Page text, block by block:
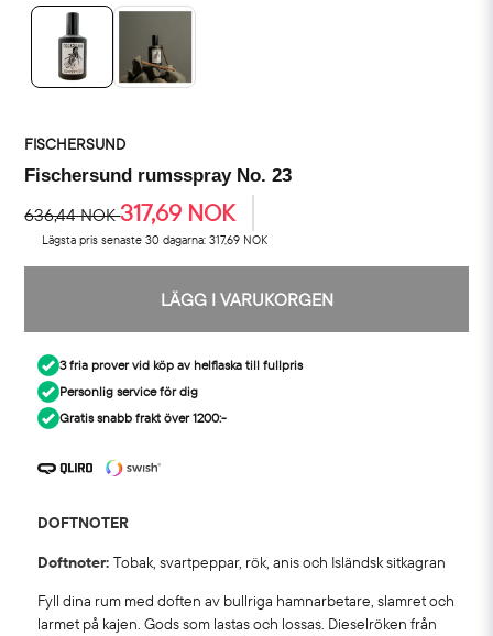
FISCHERSUND
Fischersund rumsspray No. 23
636,44 NOK317,69 NOK
Lägsta pris senaste 30 dagarna:317,69 NOK
LÄGG I VARUKORGEN
3 fria prover vid köp av helflaska till fullpris
Personlig service för dig
Gratis snabb frakt över 1200:-
DOFTNOTER
Doftnoter:Tobak, svartpeppar, rök, anis och Isländsk sitkagran
Fyll dina rum med doften av bullriga hamnarbetare, slamret och
larmet på kajen. Gods som lastas och lossas. Dieselröken från